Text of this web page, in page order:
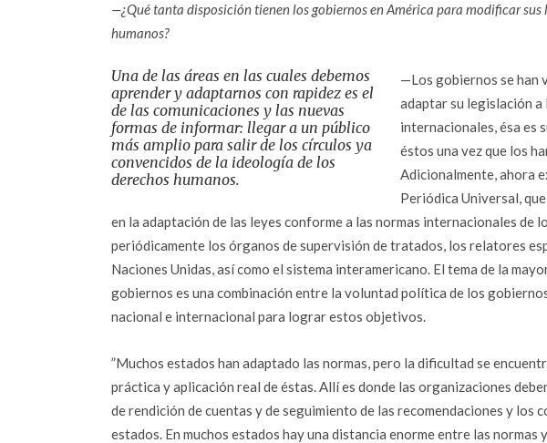
—¿Qué tanta disposición tienen los gobiernos en América para modificar sus
humanos?
Una de las áreas en las cuales debemos
aprender y adaptarnos con rapidez es el
de las comunicaciones y las nuevas
formas de informar: llegar a un público
más amplio para salir de los círculos ya
convencidos de la ideología de los
derechos humanos.
—Los gobiernos se han
adaptar su legislación
internacionales, ésa es
éstos una vez que los
Adicionalmente, ahora
Periódica Universal,
en la adaptación de las leyes conforme a las normas internacionales de
periódicamente los órganos de supervisión de tratados, los relatores
Naciones Unidas, así como el sistema interamericano. El tema de la
gobiernos es una combinación entre la voluntad política de los
nacional e internacional para lograr estos objetivos.
”Muchos estados han adaptado las normas, pero la dificultad se
práctica y aplicación real de éstas. Allí es donde las organizaciones
de rendición de cuentas y de seguimiento de las recomendaciones y los
estados. En muchos estados hay una distancia enorme entre las normas